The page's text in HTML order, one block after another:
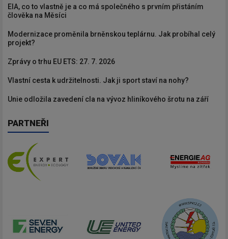
EIA, co to vlastně je a co má společného s prvním přistáním
člověka na Měsíci
Modernizace proměnila brněnskou teplárnu. Jak probíhal celý
projekt?
Zprávy o trhu EU ETS: 27. 7. 2026
Vlastní cesta k udržitelnosti. Jak ji sport staví na nohy?
Unie odložila zavedení cla na vývoz hliníkového šrotu na září
PARTNEŘI